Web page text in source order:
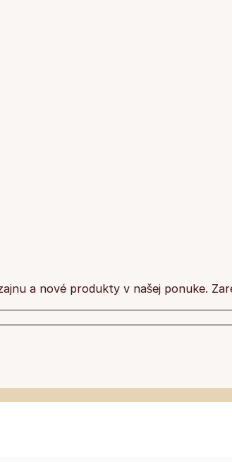
a nové produkty v našej ponuke.